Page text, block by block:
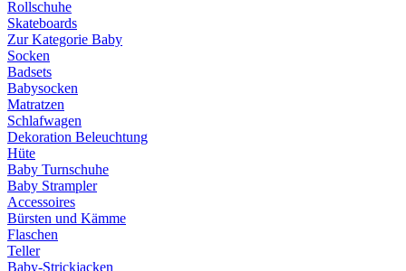
Rollschuhe
Skateboards
Zur Kategorie Baby
Socken
Badsets
Babysocken
Matratzen
Schlafwagen
Dekoration Beleuchtung
Hüte
Baby Turnschuhe
Baby Strampler
Accessoires
Bürsten und Kämme
Flaschen
Teller
Baby-Strickjacken